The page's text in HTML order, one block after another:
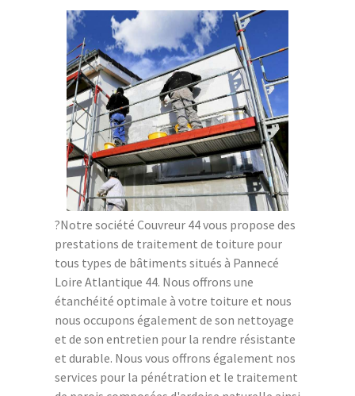
?Notre société Couvreur 44 vous propose des
prestations de traitement de toiture pour
tous types de bâtiments situés à Pannecé
Loire Atlantique 44. Nous offrons une
étanchéité optimale à votre toiture et nous
nous occupons également de son nettoyage
et de son entretien pour la rendre résistante
et durable. Nous vous offrons également nos
services pour la pénétration et le traitement